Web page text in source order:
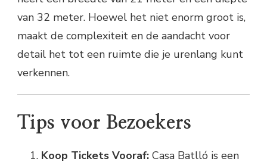
van 32 meter. Hoewel het niet enorm groot is,
maakt de complexiteit en de aandacht voor
detail het tot een ruimte die je urenlang kunt
verkennen.
Tips voor Bezoekers
Koop Tickets Vooraf: Casa Batlló is een